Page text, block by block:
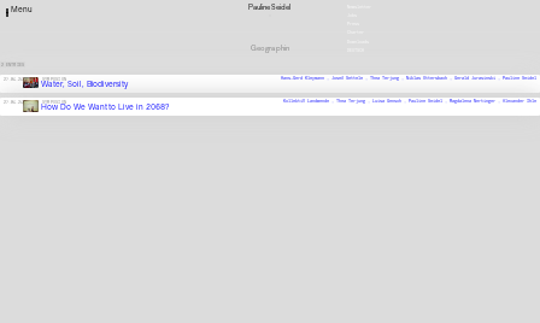
Menu Pauline Seidel
Geographin
27.05.25 SYMPOSION
Water, Soil, Biodiversity
Hans-Gerd Kleymann ,Josef Settele , Thea Terjung ,Niklas Ottersbach , Gerald Jurasinski ,Pauline Seidel
27.05.25 SYMPOSION
How Do We Want to Live in 2068?
KollektiV Landwende , Thea Terjung ,Luisa Gensch ,Pauline Seidel ,Magdalena Nertinger , Alexander Ihle